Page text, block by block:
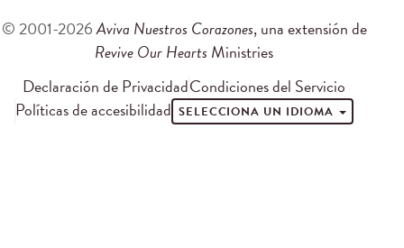
© 2001-2026Aviva Nuestros Corazones, una extensión de
Revive Our Hearts Ministries
Declaración de PrivacidadCondiciones del Servicio
Políticas de accesibilidad SELECCIONA UN IDIOMA